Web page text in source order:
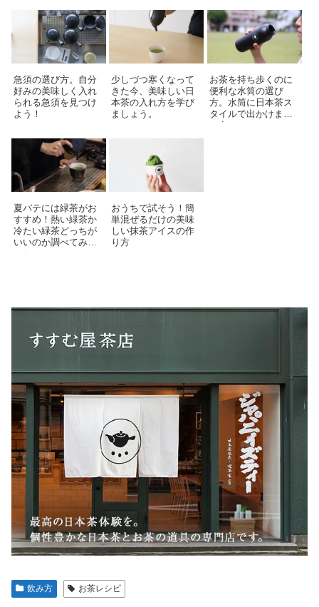
急須の選び方。自分
好みの美味しく入れ
られる急須を見つけ
よう！
少しづつ寒くなって
きた今、美味しい日
本茶の入れ方を学び
ましょう。
お茶を持ち歩くのに
便利な水筒の選び
方。水筒に日本茶ス
タイルで出かけまし
ょう！
夏バテには緑茶がお
すすめ！熱い緑茶か
冷たい緑茶どっちが
いいのか調べてみま
した！
おうちで試そう！簡
単混ぜるだけの美味
しい抹茶アイスの作
り方
飲み方 お茶レシピ